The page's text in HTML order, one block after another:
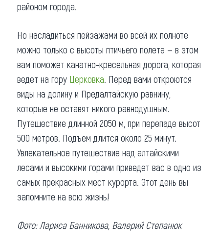
районом города.
Но насладиться пейзажами во всей их полноте
можно только с высоты птичьего полета — в этом
вам поможет канатно-кресельная дорога, которая
ведет на гору Церковка. Перед вами откроются
виды на долину и Предалтайскую равнину,
которые не оставят никого равнодушным.
Путешествие длинной 2050 м, при перепаде высот
500 метров. Подъем длится около 25 минут.
Увлекательное путешествие над алтайскими
лесами и высокими горами приведет вас в одно из
самых прекрасных мест курорта. Этот день вы
запомните на всю жизнь!
Фото: Лариса Банникова, Валерий Степанюк